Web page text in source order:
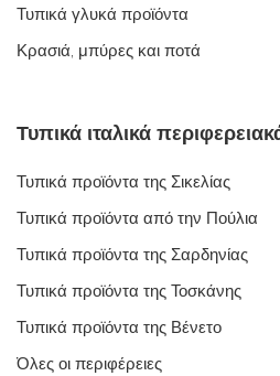
Τυπικά γλυκά προϊόντα
Κρασιά, μπύρες και ποτά
Τυπικά ιταλικά
Τυπικά προϊόντα της Σικελίας
Τυπικά προϊόντα από την Πούλια
Τυπικά προϊόντα της Σαρδηνίας
Τυπικά προϊόντα της Τοσκάνης
Τυπικά προϊόντα της Βένετο
Όλες οι περιφέρειες